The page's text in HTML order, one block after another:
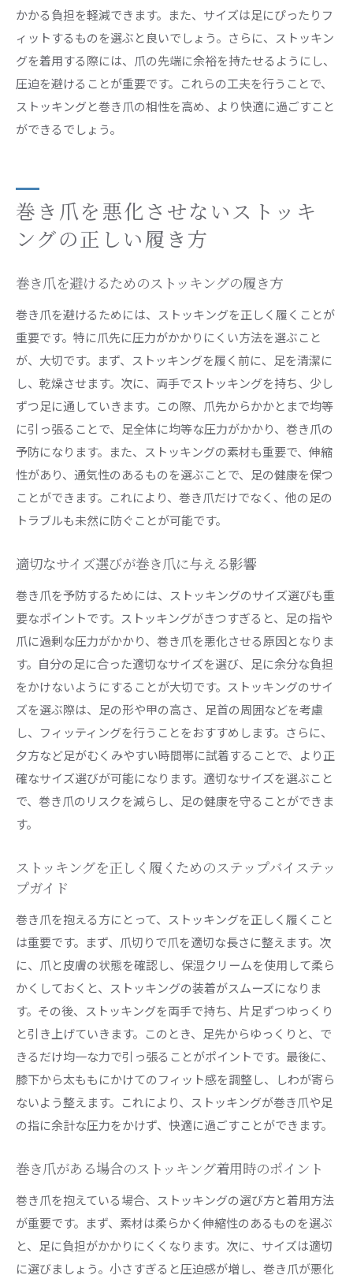
かかる負担を軽減できます。また、サイズは足にぴったりフ
ィットするものを選ぶと良いでしょう。さらに、ストッキン
グを着用する際には、爪の先端に余裕を持たせるようにし、
圧迫を避けることが重要です。これらの工夫を行うことで、
ストッキングと巻き爪の相性を高め、より快適に過ごすこと
ができるでしょう。
巻き爪を悪化させないストッキ
ングの正しい履き方
巻き爪を避けるためのストッキングの履き方
巻き爪を避けるためには、ストッキングを正しく履くことが
重要です。特に爪先に圧力がかかりにくい方法を選ぶこと
が、大切です。まず、ストッキングを履く前に、足を清潔に
し、乾燥させます。次に、両手でストッキングを持ち、少し
ずつ足に通していきます。この際、爪先からかかとまで均等
に引っ張ることで、足全体に均等な圧力がかかり、巻き爪の
予防になります。また、ストッキングの素材も重要で、伸縮
性があり、通気性のあるものを選ぶことで、足の健康を保つ
ことができます。これにより、巻き爪だけでなく、他の足の
トラブルも未然に防ぐことが可能です。
適切なサイズ選びが巻き爪に与える影響
巻き爪を予防するためには、ストッキングのサイズ選びも重
要なポイントです。ストッキングがきつすぎると、足の指や
爪に過剰な圧力がかかり、巻き爪を悪化させる原因となりま
す。自分の足に合った適切なサイズを選び、足に余分な負担
をかけないようにすることが大切です。ストッキングのサイ
ズを選ぶ際は、足の形や甲の高さ、足首の周囲などを考慮
し、フィッティングを行うことをおすすめします。さらに、
夕方など足がむくみやすい時間帯に試着することで、より正
確なサイズ選びが可能になります。適切なサイズを選ぶこと
で、巻き爪のリスクを減らし、足の健康を守ることができま
す。
ストッキングを正しく履くためのステップバイステッ
プガイド
巻き爪を抱える方にとって、ストッキングを正しく履くこと
は重要です。まず、爪切りで爪を適切な長さに整えます。次
に、爪と皮膚の状態を確認し、保湿クリームを使用して柔ら
かくしておくと、ストッキングの装着がスムーズになりま
す。その後、ストッキングを両手で持ち、片足ずつゆっくり
と引き上げていきます。このとき、足先からゆっくりと、で
きるだけ均一な力で引っ張ることがポイントです。最後に、
膝下から太ももにかけてのフィット感を調整し、しわが寄ら
ないよう整えます。これにより、ストッキングが巻き爪や足
の指に余計な圧力をかけず、快適に過ごすことができます。
巻き爪がある場合のストッキング着用時のポイント
巻き爪を抱えている場合、ストッキングの選び方と着用方法
が重要です。まず、素材は柔らかく伸縮性のあるものを選ぶ
と、足に負担がかかりにくくなります。次に、サイズは適切
に選びましょう。小さすぎると圧迫感が増し、巻き爪が悪化